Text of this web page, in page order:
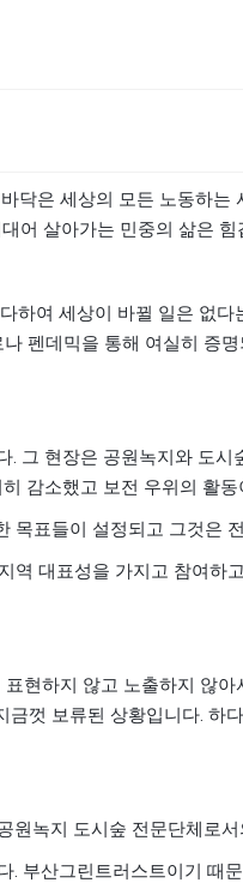
닥은 세상의 모든 노동하는
어 살아가는 민중의 삶은 힘
하여 세상이 바뀔 일은 없다
나 펜데믹을 통해 여실히 증
. 그 현장은 공원녹지와 도시
감소했고 보전 우위의 활
목표들이 설정되고 그것은
역 대표성을 가지고 참여하
표현하지 않고 노출하지 않
금껏 보류된 상황입니다. 하
녹지 도시숲 전문단체로
. 부산그린트러스트이기 때